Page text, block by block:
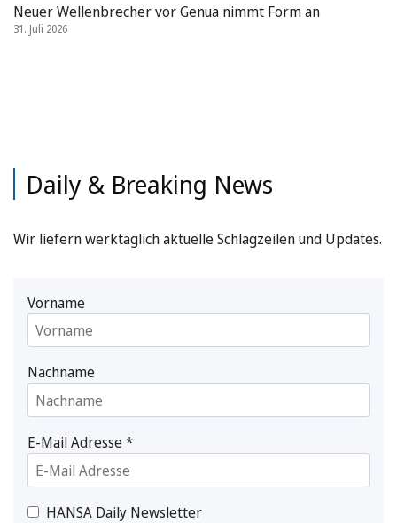
Neuer Wellenbrecher vor Genua nimmt Form an
31. Juli 2026
Daily & Breaking News
Wir liefern werktäglich aktuelle Schlagzeilen und Updates.
Vorname
Nachname
E-Mail Adresse*
HANSA Daily Newsletter